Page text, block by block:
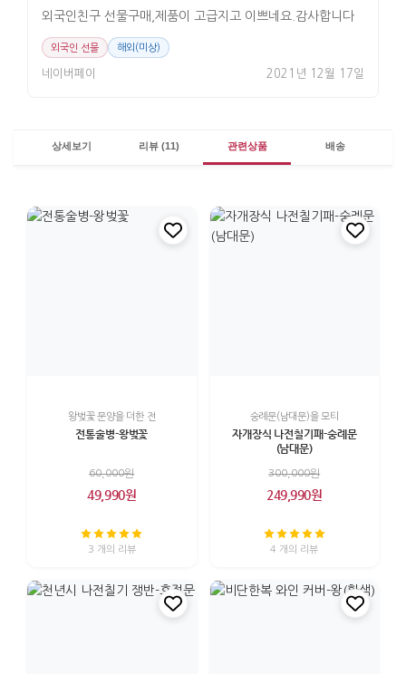
외국인친구 선물구매,제품이 고급지고 이쁘네요.감사합니다
외국인 선물 해외(미상)
네이버페이 2021년 12월 17일
상세보기 리뷰 (11) 관련상품 배송
왕벚꽃 문양을 더한 전
전통술병-왕벚꽃
60,000원
49,990원
3 개의 리뷰
숭례문(남대문)을 모티
자개장식 나전칠기패-숭례문
(남대문)
300,000원
249,990원
4 개의 리뷰